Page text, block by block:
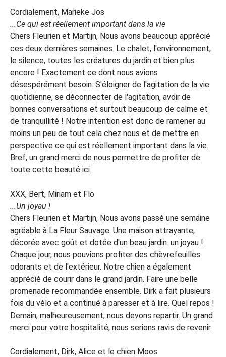
Cordialement, Marieke Jos
...Ce qui est réellement important dans la vie
Chers Fleurien et Martijn, Nous avons beaucoup apprécié
ces deux dernières semaines. Le chalet, l'environnement,
le silence, toutes les créatures du jardin et bien plus
encore ! Exactement ce dont nous avions
désespérément besoin. S'éloigner de l'agitation de la vie
quotidienne, se déconnecter de l'agitation, avoir de
bonnes conversations et surtout beaucoup de calme et
de tranquillité ! Notre intention est donc de ramener au
moins un peu de tout cela chez nous et de mettre en
perspective ce qui est réellement important dans la vie.
Bref, un grand merci de nous permettre de profiter de
toute cette beauté ici.
XXX, Bert, Miriam et Flo
...Un joyau !
Chers Fleurien et Martijn, Nous avons passé une semaine
agréable à La Fleur Sauvage. Une maison attrayante,
décorée avec goût et dotée d'un beau jardin. un joyau !
Chaque jour, nous pouvions profiter des chèvrefeuilles
odorants et de l'extérieur. Notre chien a également
apprécié de courir dans le grand jardin. Faire une belle
promenade recommandée ensemble. Dirk a fait plusieurs
fois du vélo et a continué à paresser et à lire. Quel repos !
Demain, malheureusement, nous devons repartir. Un grand
merci pour votre hospitalité, nous serions ravis de revenir.
Cordialement, Dirk, Alice et le chien Moos